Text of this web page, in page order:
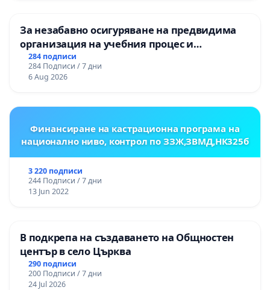
За незабавно осигуряване на предвидима
организация на учебния процес и
гарантиране на правото на равнопоставено
и качествено образование на учениците от
ОУ „Княз Александър I“ и Хуманитарна
284 подписи
284 Подписи / 7 дни
6 Aug 2026
Финансиране на кастрационна програма на
национално ниво, контрол по ЗЗЖ,ЗВМД,НК325б
3 220 подписи
244 Подписи / 7 дни
13 Jun 2022
В подкрепа на създаването на Общностен
център в село Църква
290 подписи
200 Подписи / 7 дни
24 Jul 2026